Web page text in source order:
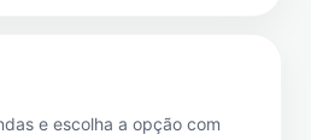
e escolha a opção com